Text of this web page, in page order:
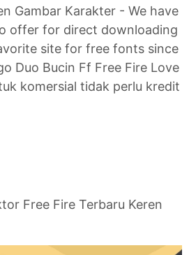
Gambar Karakter - We have
offer for direct downloading
site for free fonts since
Duo Bucin Ff Free Fire Love
komersial tidak perlu kredit
Free Fire Terbaru Keren